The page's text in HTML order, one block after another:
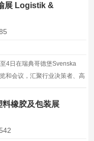
展 Logistik &
4日在瑞典哥德堡Svenska
和会议，汇聚行业决策者、高
橡胶及包装展